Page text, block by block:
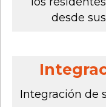
desde
Integración de